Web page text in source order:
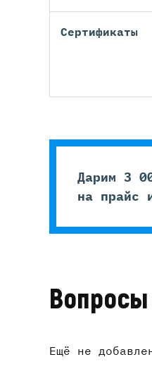
Сертификаты
Дарим 3
на прайс
Ещё не